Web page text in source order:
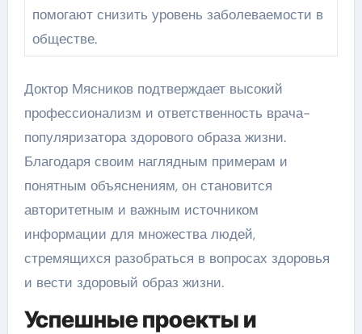
помогают снизить уровень заболеваемости в
обществе.
Доктор Мясников подтверждает высокий
профессионализм и ответственность врача-
популяризатора здорового образа жизни.
Благодаря своим наглядным примерам и
понятным объяснениям, он становится
авторитетным и важным источником
информации для множества людей,
стремящихся разобраться в вопросах здоровья
и вести здоровый образ жизни.
Успешные проекты и